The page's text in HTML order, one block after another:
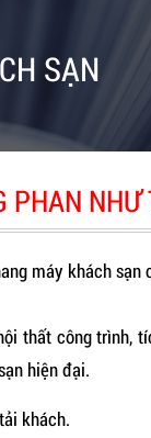
SẠN
PHAN
máy khách
thất công trình,
hiện đại.
khách.